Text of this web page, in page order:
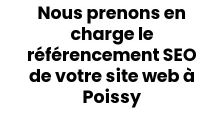
Nous prenons en
charge le
référencement SEO
de votre site web à
Poissy